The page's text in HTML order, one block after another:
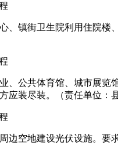
、镇街卫生院利用住院楼
、公共体育馆、城市展览
应装尽装。（责任单位：
边空地建设光伏设施。要